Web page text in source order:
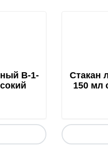
Это выгодно для
В-1-
Стакан
150 мл